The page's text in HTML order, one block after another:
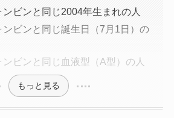
ンビンと同じ2004年生まれの人
ンビンと同じ誕生日（7月1日）の
ンビンと同じ血液型（A型）の人
もっと見る